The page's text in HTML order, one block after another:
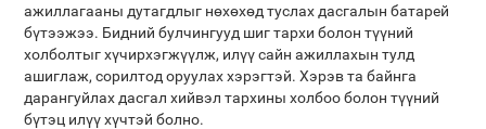
ажиллагааны дутагдлыг нөхөхөд туслах дасгалын батарей
бүтээжээ. Бидний булчингууд шиг тархи болон түүний
холболтыг хүчирхэгжүүлж, илүү сайн ажиллахын тулд
ашиглаж, сорилтод оруулах хэрэгтэй. Хэрэв та байнга
дарангуйлах дасгал хийвэл тархины холбоо болон түүний
бүтэц илүү хүчтэй болно.